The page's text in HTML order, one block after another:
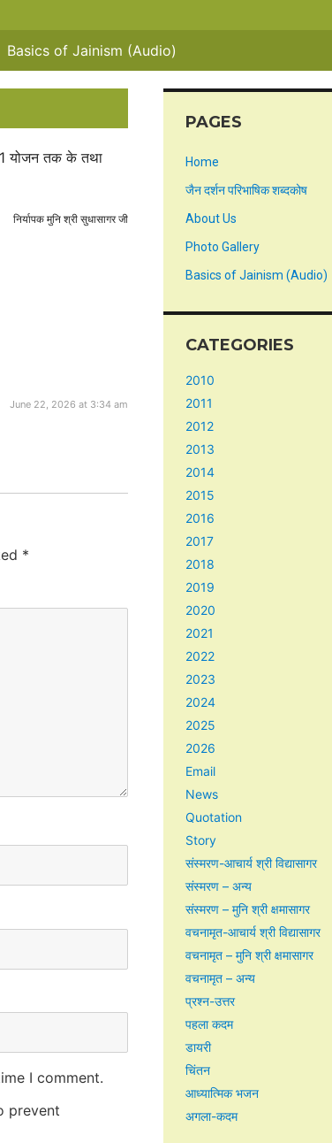
Basics of Jainism (Audio)
योजन तक के तथा
निर्यापक मुनि श्री सुधासागर जी
June 22, 2026 at 3:34 am
*
I comment.
prevent
PAGES
Home
जैन दर्शन परिभाषिक शब्दकोष
About Us
Photo Gallery
Basics of Jainism (Audio)
CATEGORIES
2010
2011
2012
2013
2014
2015
2016
2017
2018
2019
2020
2021
2022
2023
2024
2025
2026
Email
News
Quotation
Story
संस्मरण-आचार्य श्री विद्यासागर
संस्मरण – अन्य
संस्मरण – मुनि श्री क्षमासागर
वचनामृत-आचार्य श्री विद्यासागर
वचनामृत – मुनि श्री क्षमासागर
वचनामृत – अन्य
प्रश्न-उत्तर
पहला कदम
डायरी
चिंतन
आध्यात्मिक भजन
अगला-कदम